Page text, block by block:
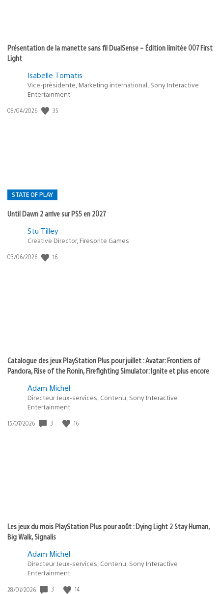
Présentation de la manette sans fil DualSense – Édition limitée 007 First
Light
Isabelle Tomatis
Vice-présidente, Marketing international, Sony Interactive
Entertainment
Date
08/04/2026 35
STATE OF PLAY
Until Dawn 2 arrive sur PS5 en 2027
Postée
:
Stu Tilley
Creative Director, Firesprite Games
Date
03/06/2026 16
Catalogue des jeux PlayStation Plus pour juillet : Avatar: Frontiers of
Pandora, Rise of the Ronin, Firefighting Simulator: Ignite et plus encore
Adam Michel
Directeur Jeux-services, Contenu, Sony Interactive
Entertainment
Date
15/07/2026 3 16
Les jeux du mois PlayStation Plus pour août : Dying Light 2 Stay Human,
Big Walk, Signalis
Adam Michel
Directeur Jeux-services, Contenu, Sony Interactive
Entertainment
Date
28/07/2026 3 14